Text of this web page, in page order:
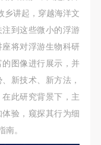
乡讲起，穿越海洋文
到这些微小的浮游
将对浮游生物科研
图像进行展示，并
新技术、新方法，
此研究背景下，主
验，窥探其行为细
。